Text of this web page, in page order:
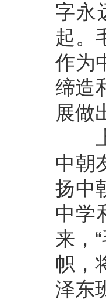
字永
起。
作为
缔造
展做
上
中朝
扬中
中学
来，
帜，
泽东